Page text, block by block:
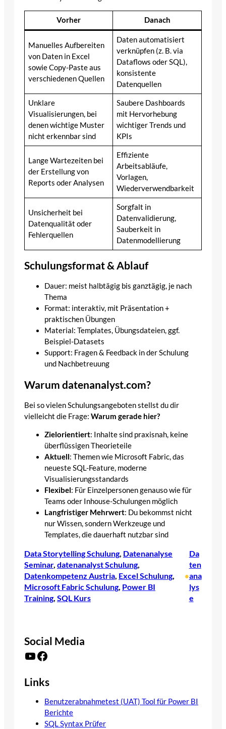
Vorher Danach
Manuelles Aufbereiten
von Daten in Excel
sowie Copy-Paste aus
verschiedenen Quellen
Daten automatisiert
verknüpfen (z. B. via
Dataflows oder SQL),
konsistente
Datenquellen
Unklare
Visualisierungen, bei
denen wichtige Muster
nicht erkennbar sind
Saubere Dashboards
mit Hervorhebung
wichtiger Trends und
KPIs
Lange Wartezeiten bei
der Erstellung von
Reports oder Analysen
Effiziente
Arbeitsabläufe,
Vorlagen,
Wiederverwendbarkeit
Unsicherheit bei
Datenqualität oder
Fehlerquellen
Sorgfalt in
Datenvalidierung,
Sauberkeit in
Datenmodellierung
Schulungsformat & Ablauf
Dauer: meist halbtägig bis ganztägig, je nach
Thema
Format: interaktiv, mit Präsentation +
praktischen Übungen
Material: Templates, Übungsdateien, ggf.
Beispiel-Datasets
Support: Fragen & Feedback in der Schulung
und Nachbetreuung
Warum datenanalyst.com?
Bei so vielen Schulungsangeboten stellst du dir
vielleicht die Frage: Warum gerade hier?
Zielorientiert: Inhalte sind praxisnah, keine
überflüssigen Theorieteile
Aktuell: Themen wie Microsoft Fabric, das
neueste SQL-Feature, moderne
Visualisierungsstandards
Flexibel: Für Einzelpersonen genauso wie für
Teams oder Inhouse-Schulungen möglich
Langfristiger Mehrwert: Du bekommst nicht
nur Wissen, sondern Werkzeuge und
Templates, die dauerhaft nutzbar sind
Data Storytelling Schulung, Datenanalyse
Seminar, datenanalyst Schulung
Datenkompetenz Austria, Excel Schulung
Microsoft Fabric Schulung, Power BI
Training, SQL Kurs
•
Da
ten
ana
lys
e
Social Media
YouTube Facebook
Links
Benutzerabnahmetest (UAT) Tool für Power BI
Berichte
SQL Syntax Prüfer